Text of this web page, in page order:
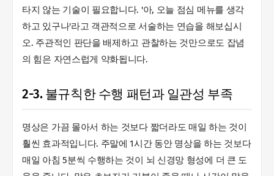
타지 않는 기술이 필요합니다. '아, 오늘 점심 메뉴를 생각
하고 있구나'라고 객관적으로 서술하는 연습을 해보십시
오. 주관적인 판단을 배제하고 관찰하는 것만으로도 잡념
의 힘은 자연스럽게 약화됩니다.
2-3. 불규칙한 수행 패턴과 일관성 부족
명상은 가끔 몰아서 하는 것보다 짧더라도 매일 하는 것이
훨씬 효과적입니다. 주말에 1시간 동안 명상을 하는 것보다
매일 아침 5분씩 수행하는 것이 뇌 신경망 형성에 더 큰 도